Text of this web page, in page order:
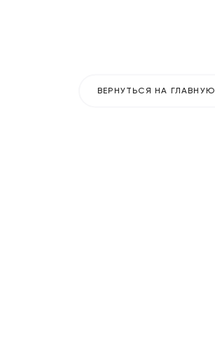
ВЕРНУТЬСЯ НА ГЛАВНУЮ